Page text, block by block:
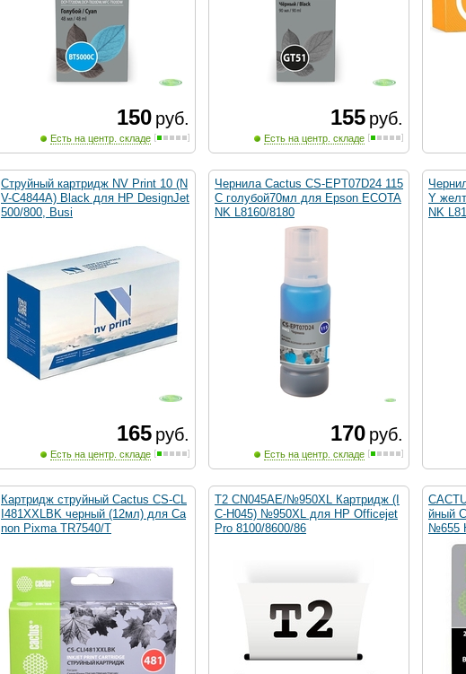
150 руб.
Есть на центр. складе
155 руб.
Есть на центр. складе
Струйный картридж NV Print 10 (N
V-C4844A) Black для HP DesignJet
500/800, Busi
165 руб.
Есть на центр. складе
Чернила Cactus CS-EPT07D24 115
C голубой70мл для Epson ECOTA
NK L8160/8180
170 руб.
Есть на центр. складе
Y
NK
Картридж струйный Cactus CS-CL
I481XXLBK черный (12мл) для Ca
non Pixma TR7540/T
T2 CN045AE/№950XL Картридж (I
C-H045) №950XL для HP Officejet
Pro 8100/8600/86
йный
№655